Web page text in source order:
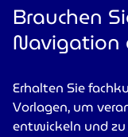
Brauchen
Navigation
Erhalten Sie
Vorlagen, um
entwickeln und